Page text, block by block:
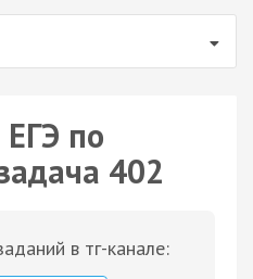
по
402
в тг-канале: